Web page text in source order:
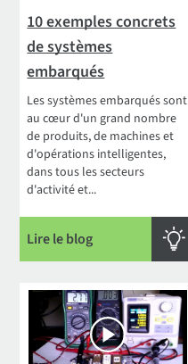
10 exemples concrets
de systèmes
embarqués
Les systèmes embarqués sont
au cœur d'un grand nombre
de produits, de machines et
d'opérations intelligentes,
dans tous les secteurs
d'activité et...
Lire le blog